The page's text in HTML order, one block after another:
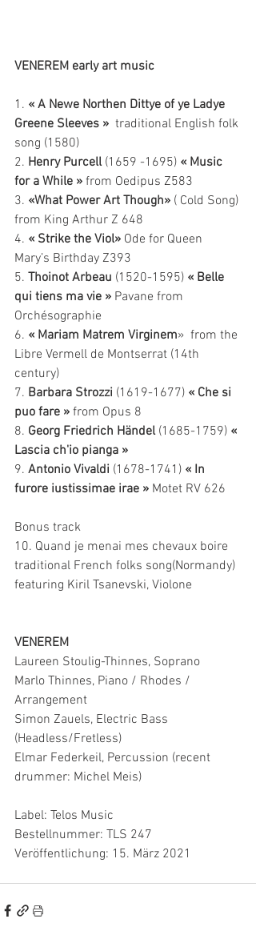
VENEREM early art music
1. « A Newe Northen Dittye of ye Ladye
Greene Sleeves » traditional English folk
song (1580)
2. Henry Purcell (1659 -1695) « Music
for a While » from Oedipus Z583
3. «What Power Art Though» ( Cold Song)
from King Arthur Z 648
4. « Strike the Viol» Ode for Queen
Mary’s Birthday Z393
5. Thoinot Arbeau (1520-1595) « Belle
qui tiens ma vie » Pavane from
Orchésographie
6. « Mariam Matrem Virginem»  from the
Libre Vermell de Montserrat (14th
century)
7. Barbara Strozzi (1619-1677) « Che si
puo fare » from Opus 8
8. Georg Friedrich Händel (1685-1759) «
Lascia ch'io pianga »
9. Antonio Vivaldi (1678-1741) « In
furore iustissimae irae » Motet RV 626
Bonus track
10. Quand je menai mes chevaux boire
traditional French folks song(Normandy)
featuring Kiril Tsanevski, Violone
VENEREM
Laureen Stoulig-Thinnes, Soprano
Marlo Thinnes, Piano / Rhodes /
Arrangement
Simon Zauels, Electric Bass
(Headless/Fretless)
Elmar Federkeil, Percussion (recent
drummer: Michel Meis)
Label: Telos Music
Bestellnummer: TLS 247
Veröffentlichung: 15. März 2021